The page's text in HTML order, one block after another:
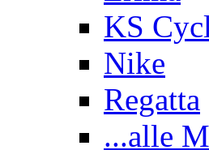
KS
Nike
Regatta
...alle